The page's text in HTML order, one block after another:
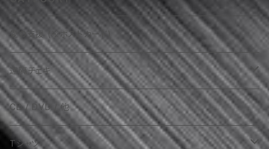
愛の支援 (※ポストカード)
遠隔チェキ
AKIRA（VOLCANO / 他）
RELUNA（Regina fantasma）
CD / DVD / 他
Tシャツ